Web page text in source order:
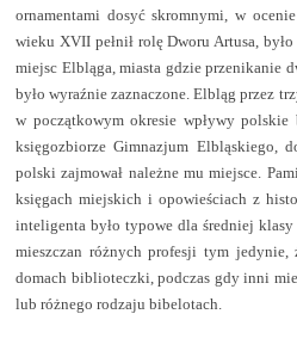
ornamentami dosyć skromnymi, w
wieku XVII pełnił rolę Dworu Artusa,
miejsc Elbląga, miasta gdzie przenikanie
było wyraźnie zaznaczone. Elbląg przez
w początkowym okresie wpływy
księgozbiorze Gimnazjum Elbląskiego,
polski zajmował należne mu miejsce.
księgach miejskich i opowieściach z
inteligenta było typowe dla średniej klasy
mieszczan różnych profesji tym
domach biblioteczki, podczas gdy inni
lub różnego rodzaju bibelotach.